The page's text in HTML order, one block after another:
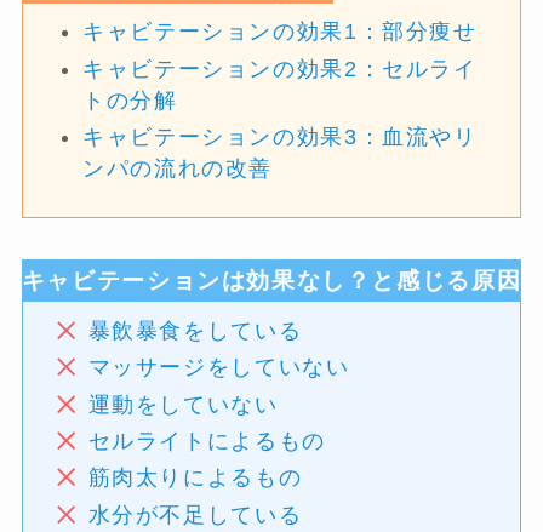
キャビテーションの効果1：部分痩せ
キャビテーションの効果2：セルライ
トの分解
キャビテーションの効果3：血流やリ
ンパの流れの改善
キャビテーションは効果なし？と感じる原因
暴飲暴食をしている
マッサージをしていない
運動をしていない
セルライトによるもの
筋肉太りによるもの
水分が不足している